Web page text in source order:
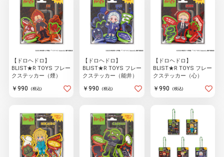
【ドロヘドロ】
BLIST★R TOYS フレー
クステッカー（煙）
￥990 (税込)
【ドロヘドロ】
BLIST★R TOYS フレー
クステッカー（能井）
￥990 (税込)
【ドロヘドロ】
BLIST★R TOYS フレー
クステッカー（心）
￥990 (税込)